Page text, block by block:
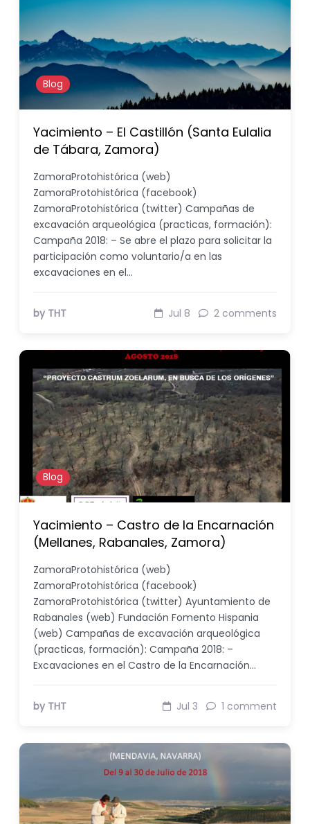
Blog
Yacimiento – El Castillón (Santa Eulalia
de Tábara, Zamora)
ZamoraProtohistórica (web)
ZamoraProtohistórica (facebook)
ZamoraProtohistórica (twitter) Campañas de
excavación arqueológica (practicas, formación):
Campaña 2018: – Se abre el plazo para solicitar la
participación como voluntario/a en las
excavaciones en el…
by THT Jul 8 2 comments
Blog
Yacimiento – Castro de la Encarnación
(Mellanes, Rabanales, Zamora)
ZamoraProtohistórica (web)
ZamoraProtohistórica (facebook)
ZamoraProtohistórica (twitter) Ayuntamiento de
Rabanales (web) Fundación Fomento Hispania
(web) Campañas de excavación arqueológica
(practicas, formación): Campaña 2018: –
Excavaciones en el Castro de la Encarnación…
by THT Jul 3 1 comment